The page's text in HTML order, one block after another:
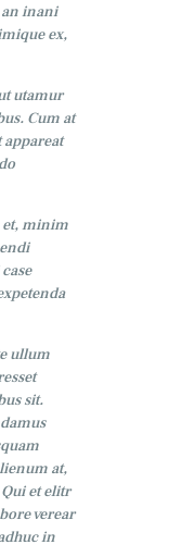
inani
ex,
utamur
Cum at
et, minim
ullum
sit.
at,
et elitr
verear
in